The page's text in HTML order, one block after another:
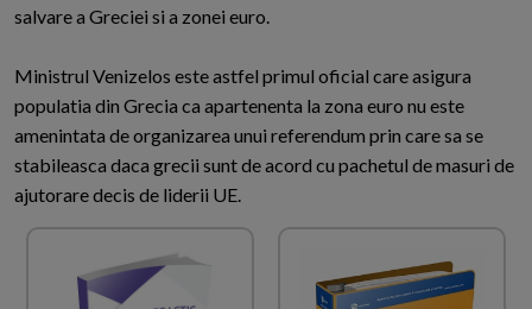
salvare a Greciei si a zonei euro.
Ministrul Venizelos este astfel primul oficial care asigura
populatia din Grecia ca apartenenta la zona euro nu este
amenintata de organizarea unui referendum prin care sa se
stabileasca daca grecii sunt de acord cu pachetul de masuri de
ajutorare decis de liderii UE.